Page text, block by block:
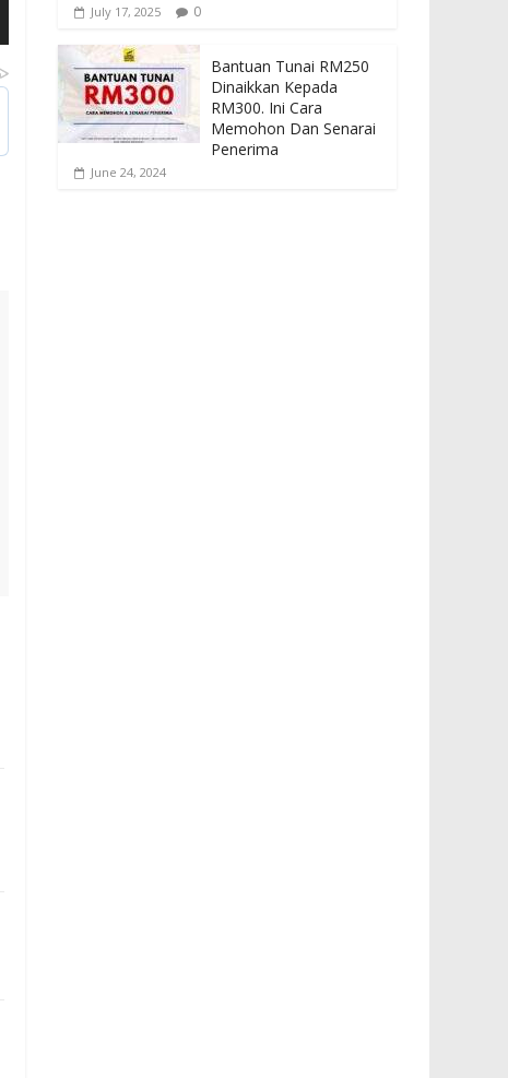
July 17, 2025 0
Bantuan Tunai RM250
Dinaikkan Kepada
RM300. Ini Cara
Memohon Dan Senarai
Penerima
June 24, 2024